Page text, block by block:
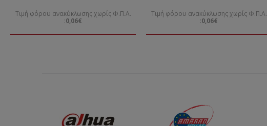
Τιμή φόρου ανακύκλωσης χωρίς Φ.Π.Α.
:0,06€
Τιμή φόρου ανακύκλωσης χωρίς Φ.Π.Α.
:0,06€